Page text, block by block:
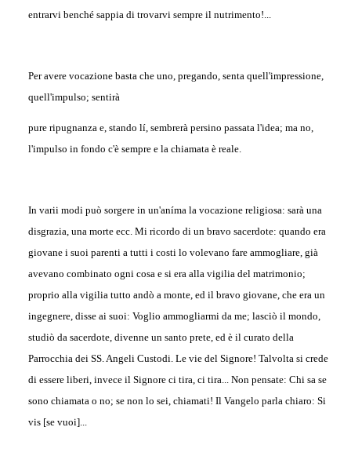
entrarvi benché sappia di trovarvi sempre il nutrimento!...
Per avere vocazione basta che uno, pregando, senta quell'impressione,
quell'impulso; sentirà
pure ripugnanza e, stando lí, sembrerà persino passata l'idea; ma no,
l'impulso in fondo c'è sempre e la chiamata è reale.
In varii modi può sorgere in un'aníma la vocazione religiosa: sarà una
disgrazia, una morte ecc. Mi ricordo di un bravo sacerdote: quando era
giovane i suoi parenti a tutti i costi lo volevano fare ammogliare, già
avevano combinato ogni cosa e si era alla vigilia del matrimonio;
proprio alla vigilia tutto andò a monte, ed il bravo giovane, che era un
ingegnere, disse ai suoi: Voglio ammogliarmi da me; lasciò il mondo,
studiò da sacerdote, divenne un santo prete, ed è il curato della
Parrocchia dei SS. Angeli Custodi. Le vie del Signore! Talvolta si crede
di essere liberi, invece il Signore ci tira, ci tira... Non pensate: Chi sa se
sono chiamata o no; se non lo sei, chiamati! Il Vangelo parla chiaro: Si
vis [se vuoi]...